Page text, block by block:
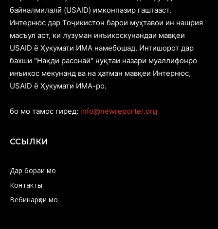
байналмилалӣ (USAID) имконпазир гаштааст.
Интернюс дар Тоҷикистон барои муҳтавои ин нашрия
масъул аст, ки лузуман инъикоскунандаи мавқеи
USAID ё Ҳукумати ИМА намебошад. Интишорот дар
бахши "Нақди расонаӣ" нуқтаи назари муаллифонро
инъикос мекунанд ва на ҳатман мавқеи Интернюс,
USAID ё Ҳукумати ИМА-ро.
бо мо тамос гиред: info@newreporter.org
ССЫЛКИ
Дар бораи мо
Контакты
Вебинарҳои мо